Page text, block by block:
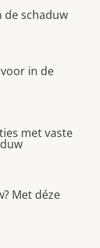
schaduw
in de
met vaste
Met déze